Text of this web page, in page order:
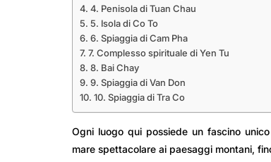
4. Penisola di Tuan Chau
5. Isola di Co To
6. Spiaggia di Cam Pha
7. Complesso spirituale di Yen Tu
8. Bai Chay
9. Spiaggia di Van Don
10. Spiaggia di Tra Co
Ogni luogo qui possiede un fascino
mare spettacolare ai paesaggi montani,